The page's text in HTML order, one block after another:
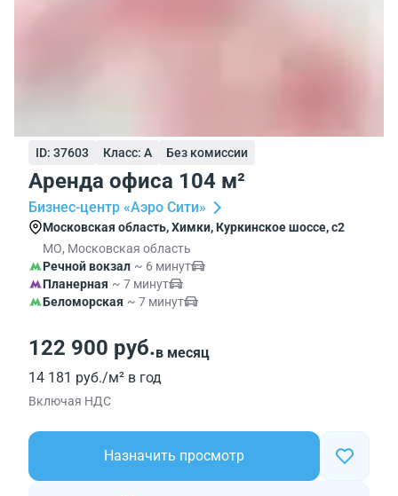
ID: 37603 Класс: A Без комиссии
Аренда офиса 104 м²
Бизнес-центр «Аэро Сити»
Московская область, Химки, Куркинское шоссе, с2
МО, Московская область
Речной вокзал ~ 6 минут
Планерная ~ 7 минут
Беломорская ~ 7 минут
122 900 руб.в месяц
14 181 руб./м² в год
Включая НДС
Назначить просмотр